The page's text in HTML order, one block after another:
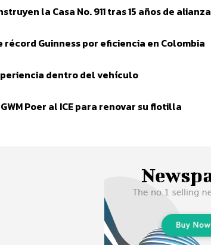
la Casa No. 911 tras 15 años de alianza
récord Guinness por eficiencia en Colombia
dentro del vehículo
Poer al ICE para renovar su flotilla